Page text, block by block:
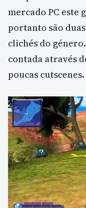
mercado PC este
portanto são
clichés do
contada através
poucas cutscenes.